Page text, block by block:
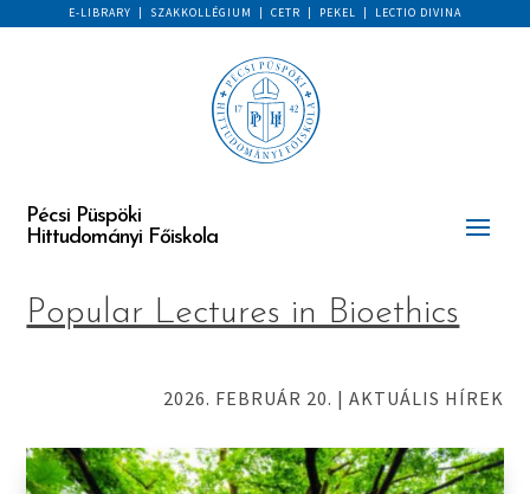
E-LIBRARY | SZAKKOLLÉGIUM | CETR | PEKEL | LECTIO DIVINA
Pécsi Püspöki
Hittudományi Főiskola
Popular Lectures in Bioethics
2026. FEBRUÁR 20. | AKTUÁLIS HÍREK